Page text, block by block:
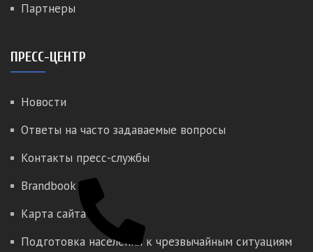
Партнеры
ПРЕСС-ЦЕНТР
Новости
Ответы на часто задаваемые вопросы
Контакты пресс-службы
Brandbook
Карта сайта
Подготовка населения к чрезвычайным ситуациям